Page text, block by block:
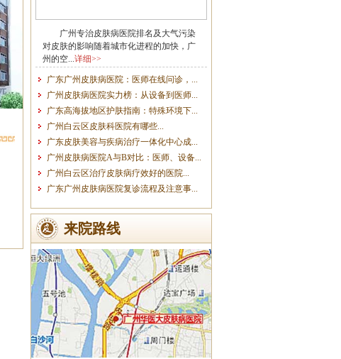
广州专治皮肤病医院排名及大气污染
对皮肤的影响随着城市化进程的加快，广
州的空...详细>>
广东广州皮肤病医院：医师在线问诊，...
广州皮肤病医院实力榜：从设备到医师...
广东高海拔地区护肤指南：特殊环境下...
广州白云区皮肤科医院有哪些...
广东皮肤美容与疾病治疗一体化中心成...
广州皮肤病医院A与B对比：医师、设备...
广州白云区治疗皮肤病疗效好的医院...
广东广州皮肤病医院复诊流程及注意事...
来院路线